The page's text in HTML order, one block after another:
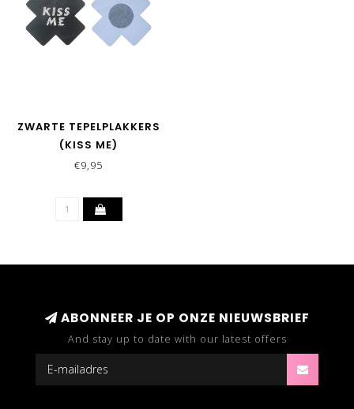
ZWARTE TEPELPLAKKERS
(KISS ME)
€9,95
ABONNEER JE OP ONZE NIEUWSBRIEF
And stay up to date with our latest offers